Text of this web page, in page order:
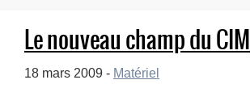
Le nouveau champ du CIM
18 mars 2009 - Matériel